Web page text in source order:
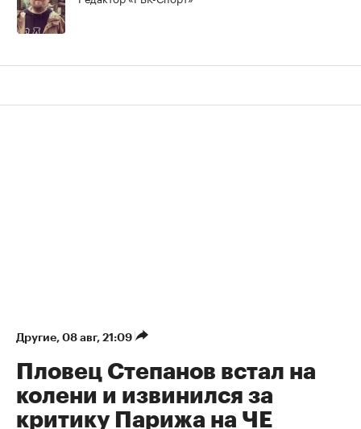
Другие⁠, 08 авг, 21:09
Пловец Степанов встал на
колени и извинился за
критику Парижа на ЧЕ